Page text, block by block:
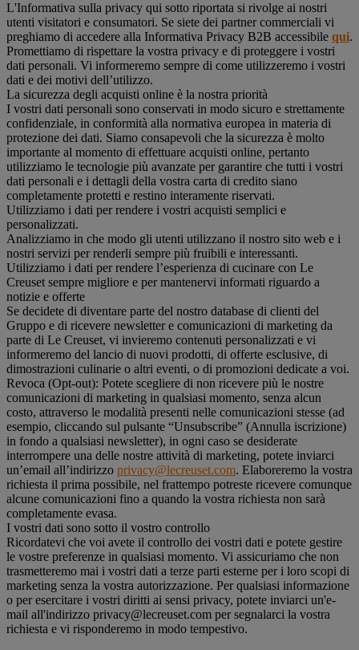
L'Informativa sulla privacy qui sotto riportata si rivolge ai nostri
utenti visitatori e consumatori. Se siete dei partner commerciali vi
preghiamo di accedere alla Informativa Privacy B2B accessibile qui.
Promettiamo di rispettare la vostra privacy e di proteggere i vostri
dati personali. Vi informeremo sempre di come utilizzeremo i vostri
dati e dei motivi dell’utilizzo.
La sicurezza degli acquisti online è la nostra priorità
I vostri dati personali sono conservati in modo sicuro e strettamente
confidenziale, in conformità alla normativa europea in materia di
protezione dei dati. Siamo consapevoli che la sicurezza è molto
importante al momento di effettuare acquisti online, pertanto
utilizziamo le tecnologie più avanzate per garantire che tutti i vostri
dati personali e i dettagli della vostra carta di credito siano
completamente protetti e restino interamente riservati.
Utilizziamo i dati per rendere i vostri acquisti semplici e
personalizzati.
Analizziamo in che modo gli utenti utilizzano il nostro sito web e i
nostri servizi per renderli sempre più fruibili e interessanti.
Utilizziamo i dati per rendere l’esperienza di cucinare con Le
Creuset sempre migliore e per mantenervi informati riguardo a
notizie e offerte
Se decidete di diventare parte del nostro database di clienti del
Gruppo e di ricevere newsletter e comunicazioni di marketing da
parte di Le Creuset, vi invieremo contenuti personalizzati e vi
informeremo del lancio di nuovi prodotti, di offerte esclusive, di
dimostrazioni culinarie o altri eventi, o di promozioni dedicate a voi.
Revoca (Opt-out): Potete scegliere di non ricevere più le nostre
comunicazioni di marketing in qualsiasi momento, senza alcun
costo, attraverso le modalità presenti nelle comunicazioni stesse (ad
esempio, cliccando sul pulsante “Unsubscribe” (Annulla iscrizione)
in fondo a qualsiasi newsletter), in ogni caso se desiderate
interrompere una delle nostre attività di marketing, potete inviarci
un’email all’indirizzo privacy@lecreuset.com. Elaboreremo la vostra
richiesta il prima possibile, nel frattempo potreste ricevere comunque
alcune comunicazioni fino a quando la vostra richiesta non sarà
completamente evasa.
I vostri dati sono sotto il vostro controllo
Ricordatevi che voi avete il controllo dei vostri dati e potete gestire
le vostre preferenze in qualsiasi momento. Vi assicuriamo che non
trasmetteremo mai i vostri dati a terze parti esterne per i loro scopi di
marketing senza la vostra autorizzazione. Per qualsiasi informazione
o per esercitare i vostri diritti ai sensi privacy, potete inviarci un'e-
mail all'indirizzo privacy@lecreuset.com per segnalarci la vostra
richiesta e vi risponderemo in modo tempestivo.